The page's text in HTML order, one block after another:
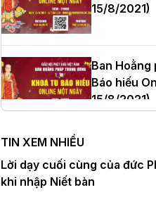
Thượng tọa Thích Tâm
cử tân Trưởng ban Trị sự
Hà Nội: Tăng Ni Trường hạ
nghiêm tác pháp Tiền an cư
DL.2026
15/8/2021)
Ban Hoằng
Báo hiếu
15/8/2021)
Ban
Báo hiếu
15/8/2021)
TIN XEM NHIỀU
Lời dạy cuối cùng của đức
khi nhập Niết bàn